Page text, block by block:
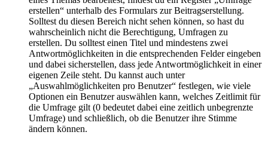
erstellen“ unterhalb des Formulars zur Beitragserstellung.
Solltest du diesen Bereich nicht sehen können, so hast du
wahrscheinlich nicht die Berechtigung, Umfragen zu
erstellen. Du solltest einen Titel und mindestens zwei
Antwortmöglichkeiten in die entsprechenden Felder eingeben
und dabei sicherstellen, dass jede Antwortmöglichkeit in einer
eigenen Zeile steht. Du kannst auch unter
„Auswahlmöglichkeiten pro Benutzer“ festlegen, wie viele
Optionen ein Benutzer auswählen kann, welches Zeitlimit für
die Umfrage gilt (0 bedeutet dabei eine zeitlich unbegrenzte
Umfrage) und schließlich, ob die Benutzer ihre Stimme
ändern können.